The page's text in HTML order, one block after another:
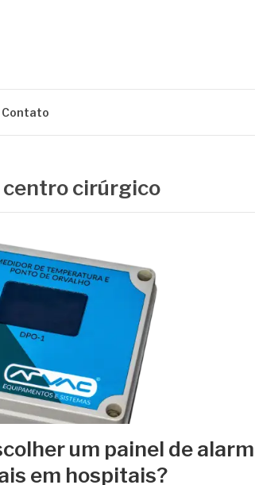
Contato
centro cirúrgico
um painel de
em hospitais?